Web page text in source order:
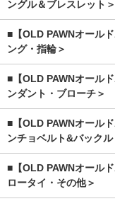
ングル＆ブレスレット＞
■【OLD PAWNオール
ング・指輪＞
■【OLD PAWNオール
ンダント・ブローチ＞
■【OLD PAWNオール
ンチョベルト&バックル
■【OLD PAWNオール
ロータイ・その他＞